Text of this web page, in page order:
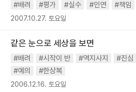
#배려 #평가 #실수 #인연 #책임
2007.10.27. 토요일
같은 눈으로 세상을 보면
#배려 #시작이 반 #역지사지 #진심
#예의
#한상복
2006.12.16. 토요일